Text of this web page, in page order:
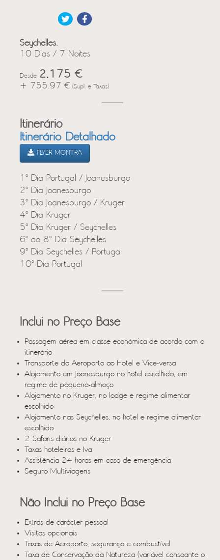
Seychelles.
10 Dias / 7 Noites
Desde 2,175 €
+ 755.97 € (Supl. e Taxas)
Itinerário
Itinerário Detalhado
FLYER MONTRA
1º Dia Portugal / Joanesburgo
2º Dia Joanesburgo
3º Dia Joanesburgo / Kruger
4º Dia Kruger
5º Dia Kruger / Seychelles
6º ao 8º Dia Seychelles
9º Dia Seychelles / Portugal
10º Dia Portugal
Inclui no Preço Base
Passagem aérea em classe económica de acordo com o
itinerário
Transporte do Aeroporto ao Hotel e Vice-versa
Alojamento em Joanesburgo no hotel escolhido, em
regime de pequeno-almoço
Alojamento no Kruger, no lodge e regime alimentar
escolhido
Alojamento nas Seychelles, no hotel e regime alimentar
escolhido
2 Safaris diários no Kruger
Taxas hoteleiras e Iva
Assistência 24 horas em caso de emergência
Seguro Multiviagens
Não Inclui no Preço Base
Extras de carácter pessoal
Visitas opcionais
Taxas de Aeroporto, segurança e combustível
Taxa de Conservação da Natureza (variável consoante o